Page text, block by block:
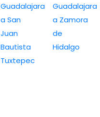
Guadalajara
a San
Juan
Bautista
Tuxtepec
Guadalajara
a Zamora
de
Hidalgo